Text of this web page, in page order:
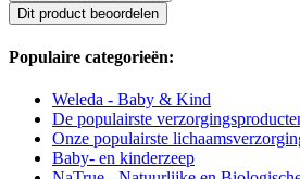
Dit product beoordelen
Populaire categorieën:
Weleda - Baby & Kind
De populairste
Onze populairste
Baby- en kinderzeep